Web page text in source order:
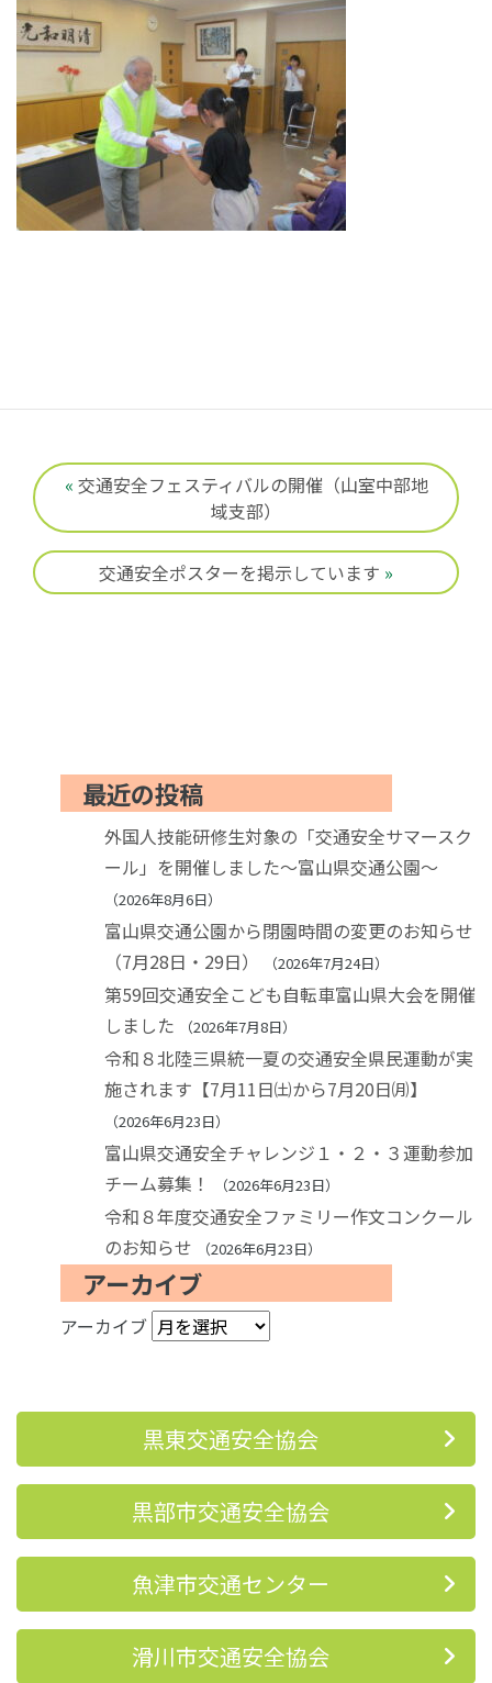
« 交通安全フェスティバルの開催（山室中部地
域支部）
交通安全ポスターを掲示しています »
最近の投稿
外国人技能研修生対象の「交通安全サマースク
ール」を開催しました～富山県交通公園～
2026年8月6日
富山県交通公園から閉園時間の変更のお知らせ
（7月28日・29日）
2026年7月24日
第59回交通安全こども自転車富山県大会を開催
しました
2026年7月8日
令和８北陸三県統一夏の交通安全県民運動が実
施されます【7月11日㈯から7月20日㈪】
2026年6月23日
富山県交通安全チャレンジ１・２・３運動参加
チーム募集！
2026年6月23日
令和８年度交通安全ファミリー作文コンクール
のお知らせ
2026年6月23日
アーカイブ
アーカイブ
黒東交通安全協会
黒部市交通安全協会
魚津市交通センター
滑川市交通安全協会